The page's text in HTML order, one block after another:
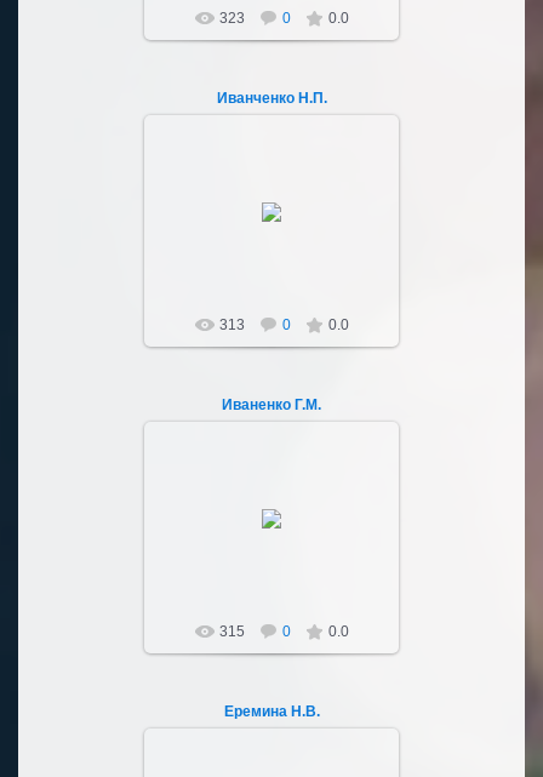
323 0 0.0
Иванченко Н.П.
313 0 0.0
Иваненко Г.М.
315 0 0.0
Еремина Н.В.